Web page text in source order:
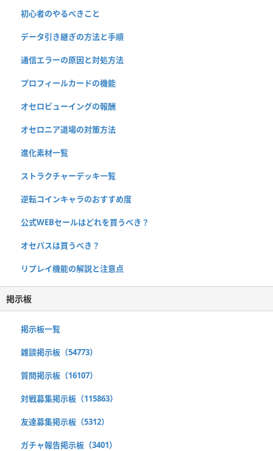
初心者のやるべきこと
データ引き継ぎの方法と手順
通信エラーの原因と対処方法
プロフィールカードの機能
オセロビューイングの報酬
オセロニア道場の対策方法
進化素材一覧
ストラクチャーデッキ一覧
逆転コインキャラのおすすめ度
公式WEBセールはどれを買うべき？
オセパスは買うべき？
リプレイ機能の解説と注意点
掲示板
掲示板一覧
雑談掲示板（54773）
質問掲示板（16107）
対戦募集掲示板（115863）
友達募集掲示板（5312）
ガチャ報告掲示板（3401）